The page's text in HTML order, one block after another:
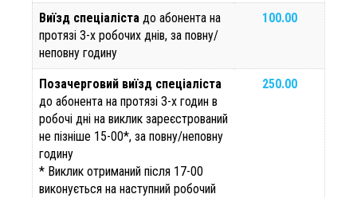
Виїзд спеціаліста до абонента на
протязі 3-х робочих днів, за повну/
неповну годину
100.00
Позачерговий виїзд спеціаліста
до абонента на протязі 3-х годин в
робочі дні на виклик зареєстрований
не пізніше 15-00*, за повну/неповну
годину
* Виклик отриманий після 17-00
виконується на наступний робочий
250.00